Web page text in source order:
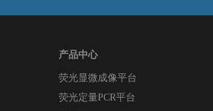
产品中心
荧光显微成像平台
荧光定量PCR平台